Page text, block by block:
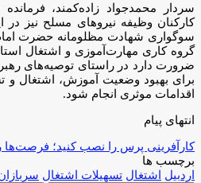
سردار محمدجواد زاده‌کمند،
کارکنان وظیفه نیروهای مسلح نیز
سوگواری شهادت مظلومانه حضرت
گروه کاری مهارت‌آموزی و اشتغال
ضرورت دارد در راستای توصیه‌های رهبر
برای بهبود وضعیت آموزش، اشتغال و
اقدامات موثری انجام شود.
انتهای پیام
کارآفرینی پرس را نصب کنید؛ فرصت‌ها
برچسب ها
اردبیل اشتغال تسهیلات اشتغال